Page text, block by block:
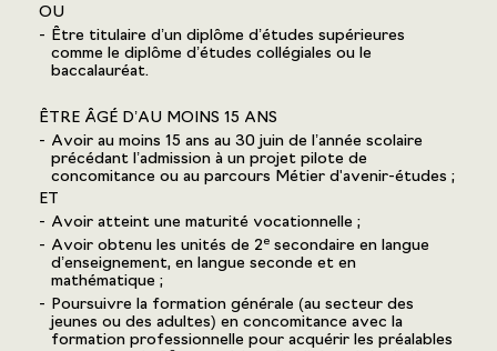
OU
Être titulaire d’un diplôme d’études supérieures
comme le diplôme d’études collégiales ou le
baccalauréat.
ÊTRE ÂGÉ D’AU MOINS 15 ANS
Avoir au moins 15 ans au 30 juin de l’année scolaire
précédant l’admission à un projet pilote de
concomitance ou au parcours Métier d'avenir-études ;
ET
Avoir atteint une maturité vocationnelle ;
Avoir obtenu les unités de 2e secondaire en langue
d’enseignement, en langue seconde et en
mathématique ;
Poursuivre la formation générale (au secteur des
jeunes ou des adultes) en concomitance avec la
formation professionnelle pour acquérir les préalables